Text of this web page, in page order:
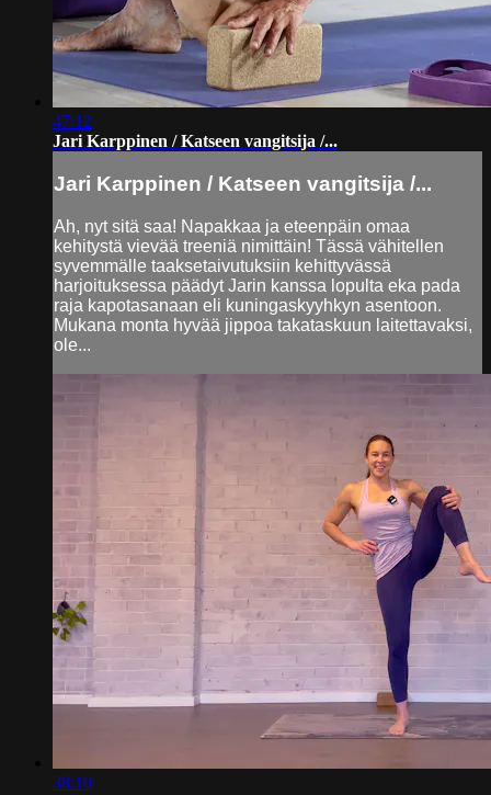
47:12
Jari Karppinen / Katseen vangitsija /...
Jari Karppinen / Katseen vangitsija /...
Ah, nyt sitä saa! Napakkaa ja eteenpäin omaa
kehitystä vievää treeniä nimittäin! Tässä vähitellen
syvemmälle taaksetaivutuksiin kehittyvässä
harjoituksessa päädyt Jarin kanssa lopulta eka pada
raja kapotasanaan eli kuningaskyyhkyn asentoon.
Mukana monta hyvää jippoa takataskuun laitettavaksi,
ole...
38:10